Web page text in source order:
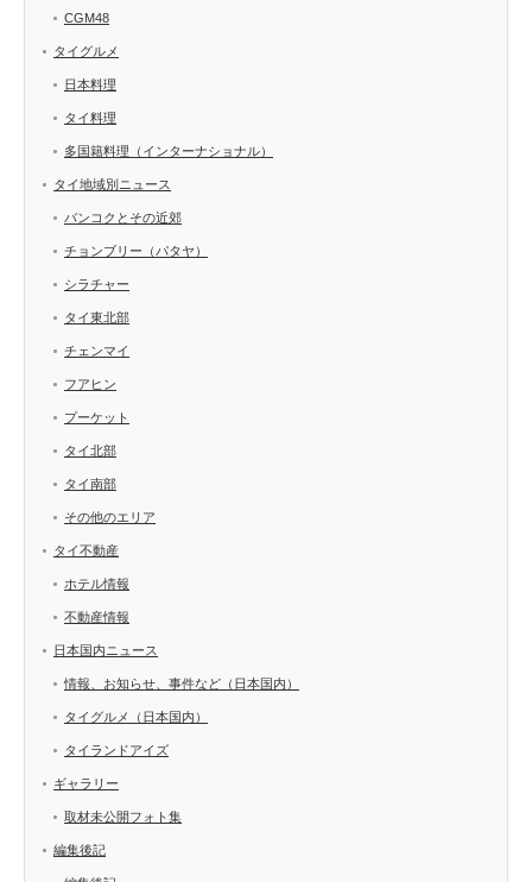
CGM48
タイグルメ
日本料理
タイ料理
多国籍料理（インターナショナル）
タイ地域別ニュース
バンコクとその近郊
チョンブリー（パタヤ）
シラチャー
タイ東北部
チェンマイ
フアヒン
プーケット
タイ北部
タイ南部
その他のエリア
タイ不動産
ホテル情報
不動産情報
日本国内ニュース
情報、お知らせ、事件など（日本国内）
タイグルメ（日本国内）
タイランドアイズ
ギャラリー
取材未公開フォト集
編集後記